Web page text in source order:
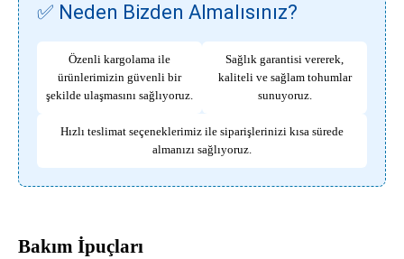
✅ Neden Bizden Almalısınız?
Özenli kargolama ile
ürünlerimizin güvenli bir
şekilde ulaşmasını sağlıyoruz.
Sağlık garantisi vererek,
kaliteli ve sağlam tohumlar
sunuyoruz.
Hızlı teslimat seçeneklerimiz ile siparişlerinizi kısa sürede
almanızı sağlıyoruz.
Bakım İpuçları